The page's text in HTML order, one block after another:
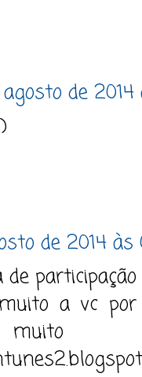
de
de 2014 às
participação
a vc